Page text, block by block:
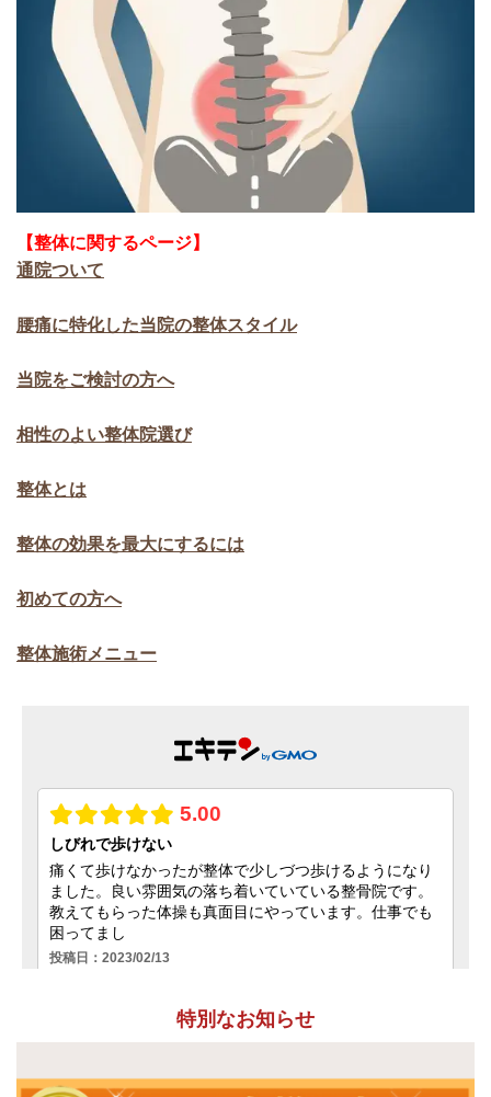
【整体に関するページ】
通院ついて
腰痛に特化した当院の整体スタイル
当院をご検討の方へ
相性のよい整体院選び
整体とは
整体の効果を最大にするには
初めての方へ
整体施術メニュー
特別なお知らせ